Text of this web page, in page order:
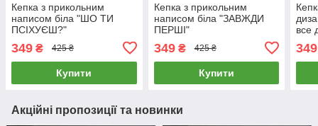
Кепка з прикольним
написом біла "ШО ТИ
ПСІХУЄШ?"
349 ₴ 425 ₴
Купити
Кепка з прикольним
написом біла "ЗАВЖДИ
ПЕРШІ"
349₴ 425 ₴
Купити
все
349
Акційні пропозиції та новинки